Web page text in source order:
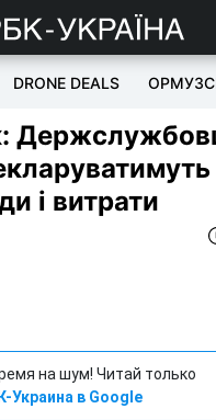
DRONE DEALS
і витрати
на шум! Читай только
Украина в Google